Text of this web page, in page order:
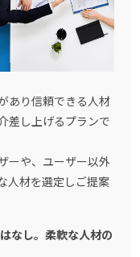
あり信頼できる人材
差し上げるプランで
ーや、ユーザー以外
人材を選定しご提案
なし。柔軟な人材の